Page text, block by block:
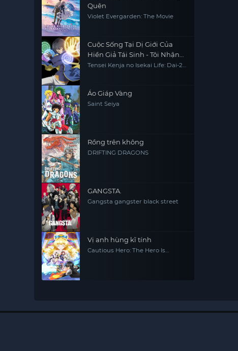
Quên
Violet Evergarden: The Movie
Cuộc Sống Tại Dị Giới Của
Hiền Giả Tái Sinh - Tôi Nhận
Được Chức Nghiệp Thứ Hai,
Tensei Kenja no Isekai Life: Dai-2
Class and Became the Strongest
Sage in the World
Áo Giáp Vàng
Saint Seiya
Rồng trên không
DRIFTING DRAGONS
GANGSTA.
Gangsta gangster black street
Vị anh hùng kĩ tính
Cautious Hero: The Hero Is